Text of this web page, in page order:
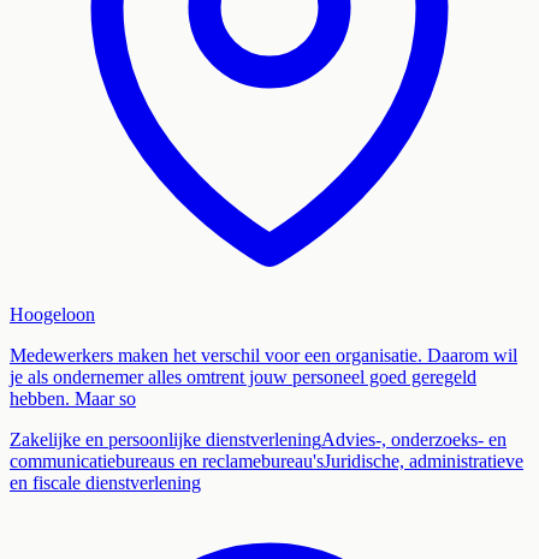
Hoogeloon
Medewerkers maken het verschil voor een organisatie. Daarom wil
je als ondernemer alles omtrent jouw personeel goed geregeld
hebben. Maar so
Zakelijke en persoonlijke dienstverleningAdvies-, onderzoeks- en
communicatiebureaus en reclamebureau'sJuridische, administratieve
en fiscale dienstverlening